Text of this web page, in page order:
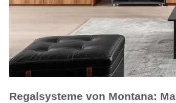
Regalsysteme von Montana: